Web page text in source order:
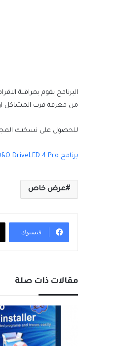
البرنامج يقوم بمراقبة
من معرفة قرب المشاكل
للحصول على نسختك
برنامج O&O DriveLED 4 Pro
عرض خاص
فيسبوك
مقالات ذات صلة